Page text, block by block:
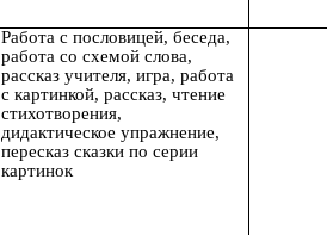
Работа с пословицей, беседа,
работа со схемой слова,
рассказ учителя, игра, работа
с картинкой, рассказ, чтение
стихотворения,
дидактическое упражнение,
пересказ сказки по серии
картинок